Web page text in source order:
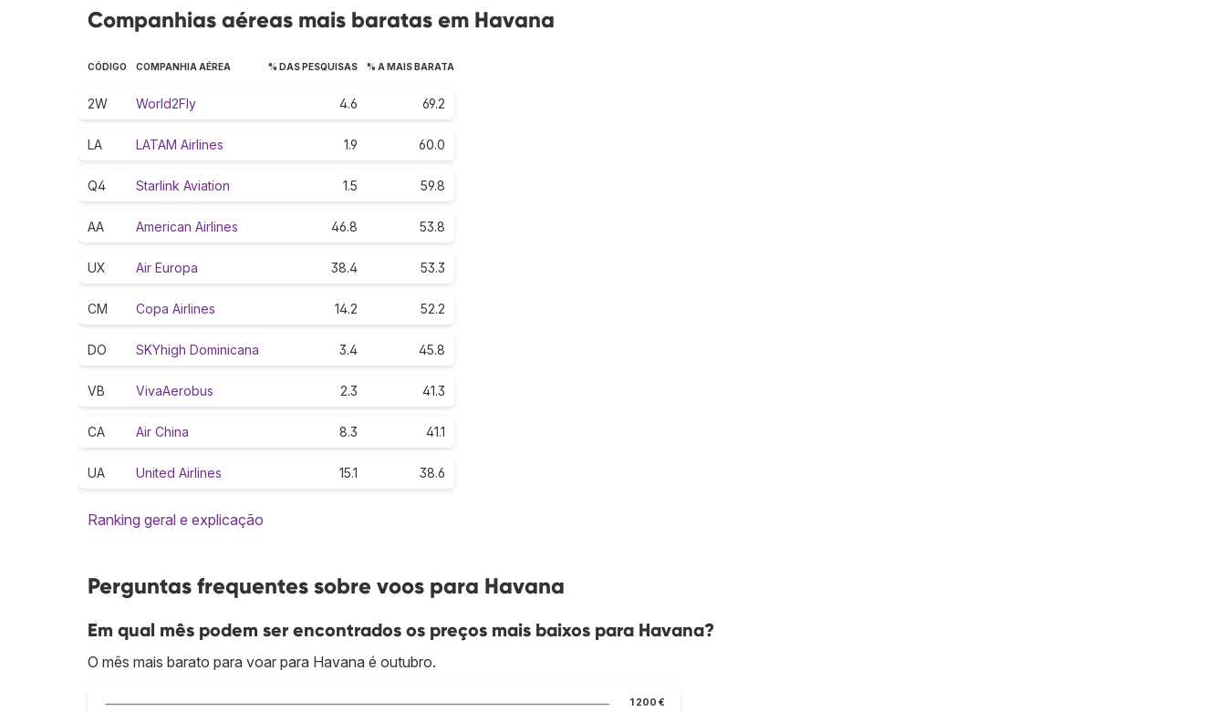
Companhias aéreas mais baratas em Havana
CÓDIGO COMPANHIA AÉREA % DAS PESQUISAS % A MAIS BARATA
2W World2Fly 4.6 69.2
LA LATAM Airlines 1.9 60.0
Q4 Starlink Aviation 1.5 59.8
AA American Airlines 46.8 53.8
UX Air Europa 38.4 53.3
CM Copa Airlines 14.2 52.2
DO SKYhigh Dominicana 3.4 45.8
VB VivaAerobus 2.3 41.3
CA Air China 8.3 41.1
UA United Airlines 15.1 38.6
Ranking geral e explicação
Perguntas frequentes sobre voos para Havana
Em qual mês podem ser encontrados os preços mais baixos para Havana?
O mês mais barato para voar para Havana é outubro.
1 200 €